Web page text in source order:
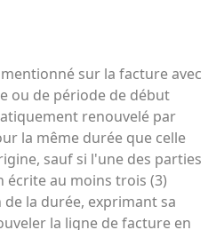
sur la facture avec
ou de période de début
renouvelé par
la même durée que celle
sauf si l'une des parties
au moins trois (3)
la durée, exprimant sa
la ligne de facture en